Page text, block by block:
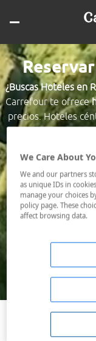
¿Buscas Hoteles en
Carrefour te ofrece
precios. Hoteles
que busques
Destino *
Fechas *
09/08/2026 - 10/
VER TODOS
We Care About
We and our partners
as unique IDs in
manage your choices
policy page. These
affect browsing data.